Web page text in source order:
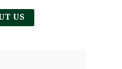
US